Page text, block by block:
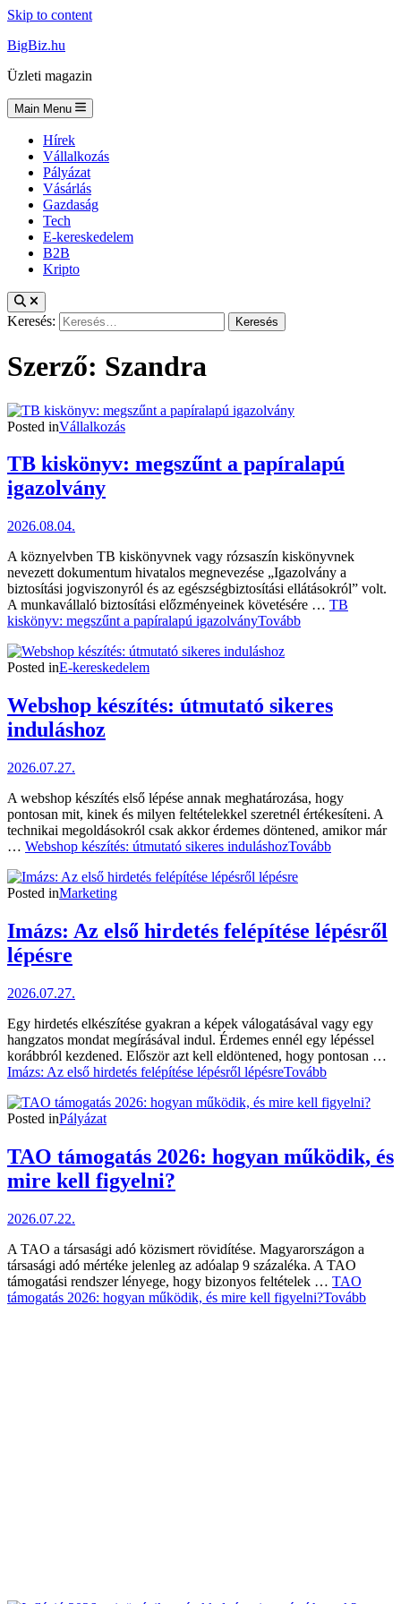
Skip to content
BigBiz.hu
Üzleti magazin
Main Menu
Hírek
Vállalkozás
Pályázat
Vásárlás
Gazdaság
Tech
E-kereskedelem
B2B
Kripto
Keresés:
Szerző: Szandra
Posted inVállalkozás
TB kiskönyv: megszűnt a papíralapú
igazolvány
2026.08.04.
A köznyelvben TB kiskönyvnek vagy rózsaszín kiskönyvnek
nevezett dokumentum hivatalos megnevezése „Igazolvány a
biztosítási jogviszonyról és az egészségbiztosítási ellátásokról” volt.
A munkavállaló biztosítási előzményeinek követésére … TB
kiskönyv: megszűnt a papíralapú igazolványTovább
Posted inE-kereskedelem
Webshop készítés: útmutató sikeres
induláshoz
2026.07.27.
A webshop készítés első lépése annak meghatározása, hogy
pontosan mit, kinek és milyen feltételekkel szeretnél értékesíteni. A
technikai megoldásokról csak akkor érdemes döntened, amikor már
… Webshop készítés: útmutató sikeres induláshozTovább
Posted inMarketing
Imázs: Az első hirdetés felépítése lépésről
lépésre
2026.07.27.
Egy hirdetés elkészítése gyakran a képek válogatásával vagy egy
hangzatos mondat megírásával indul. Érdemes ennél egy lépéssel
korábbról kezdened. Először azt kell eldöntened, hogy pontosan …
Imázs: Az első hirdetés felépítése lépésről lépésreTovább
Posted inPályázat
TAO támogatás 2026: hogyan működik, és
mire kell figyelni?
2026.07.22.
A TAO a társasági adó közismert rövidítése. Magyarországon a
társasági adó mértéke jelenleg az adóalap 9 százaléka. A TAO
támogatási rendszer lényege, hogy bizonyos feltételek … TAO
támogatás 2026: hogyan működik, és mire kell figyelni?Tovább